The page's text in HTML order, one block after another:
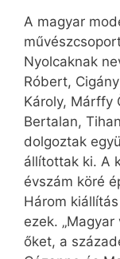
A magyar
Nyolcaknak
Róbert,
Károly, Márffy
Bertalan,
dolgoztak
állítottak ki. A
évszám köré
Három
ezek.
őket, a